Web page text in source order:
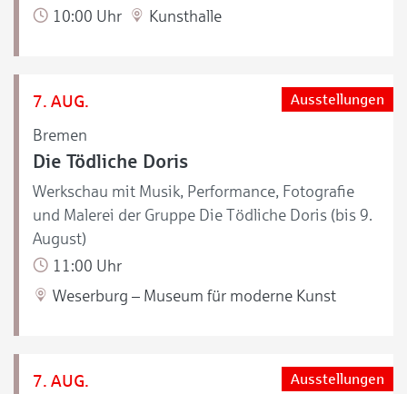
10:00 Uhr
Kunsthalle
7. AUG.
Bremen
Ausstellungen
Die Tödliche Doris
Werkschau mit Musik, Performance, Fotografie
und Malerei der Gruppe Die Tödliche Doris (bis 9.
August)
11:00 Uhr
Weserburg – Museum für moderne Kunst
7. AUG. Ausstellungen